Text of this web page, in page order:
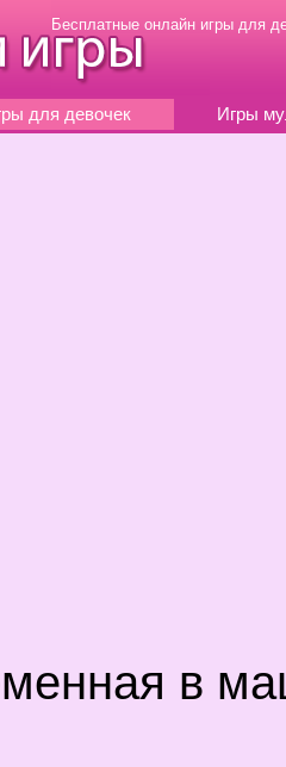
Бесплатные онлайн игры для
для девочек Игры
в